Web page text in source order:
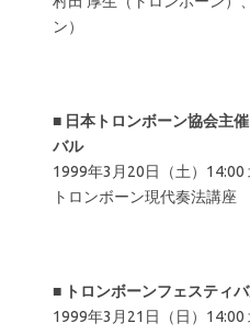
ン）
■ 日本トロンボーン協会主
バル
1999年3月20日（土）14:00
トロンボーン現代奏法講座
■ トロンボーンフェスティ
1999年3月21日（日）14:00